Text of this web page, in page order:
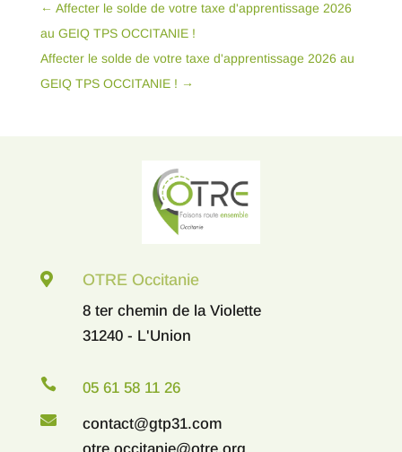
← Affecter le solde de votre taxe d'apprentissage 2026
au GEIQ TPS OCCITANIE !
Affecter le solde de votre taxe d'apprentissage 2026 au
GEIQ TPS OCCITANIE ! →
 OTRE Occitanie
8 ter chemin de la Violette
31240 - L'Union
 05 61 58 11 26

contact@gtp31.com